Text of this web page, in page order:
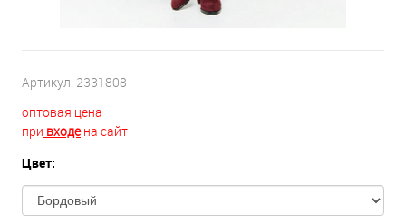
Артикул: 2331808
оптовая цена
при входена сайт
Цвет: